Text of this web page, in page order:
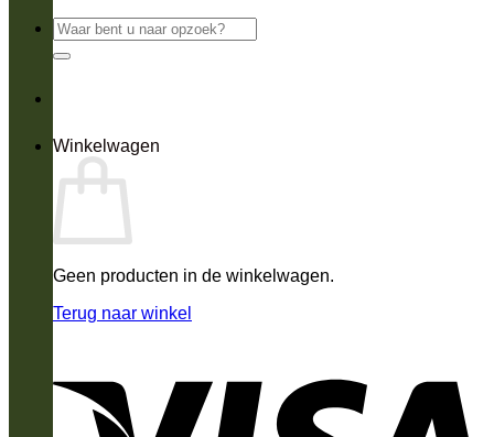
Zoeken
naar:
Winkelwagen
Geen producten in de winkelwagen.
Terug naar winkel